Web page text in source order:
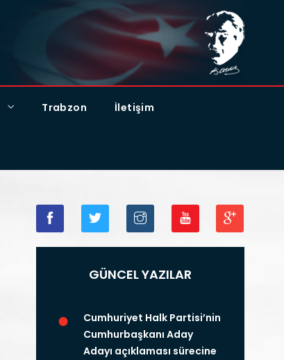
Trabzon İletişim
GÜNCEL YAZILAR
●
Cumhuriyet Halk Partisi’nin
Cumhurbaşkanı Aday
Adayı açıklaması sürecine